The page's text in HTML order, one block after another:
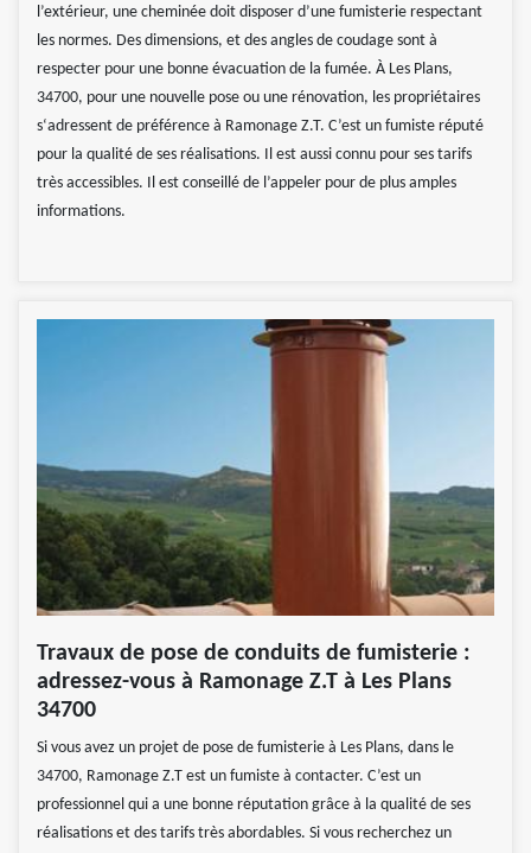
l’extérieur, une cheminée doit disposer d’une fumisterie respectant
les normes. Des dimensions, et des angles de coudage sont à
respecter pour une bonne évacuation de la fumée. À Les Plans,
34700, pour une nouvelle pose ou une rénovation, les propriétaires
s‘adressent de préférence à Ramonage Z.T. C’est un fumiste réputé
pour la qualité de ses réalisations. Il est aussi connu pour ses tarifs
très accessibles. Il est conseillé de l’appeler pour de plus amples
informations.
Travaux de pose de conduits de fumisterie :
adressez-vous à Ramonage Z.T à Les Plans
34700
Si vous avez un projet de pose de fumisterie à Les Plans, dans le
34700, Ramonage Z.T est un fumiste à contacter. C’est un
professionnel qui a une bonne réputation grâce à la qualité de ses
réalisations et des tarifs très abordables. Si vous recherchez un